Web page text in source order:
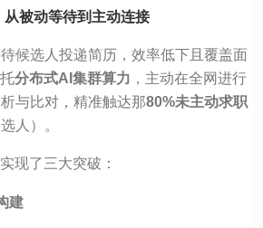
被动等待到主动连接
候选人投递简历，效率低下且覆盖面
分布式AI集群算力 ，主动在全网进行
与比对，精准触达那80%未主动求职
人）。
现了三大突破：
建